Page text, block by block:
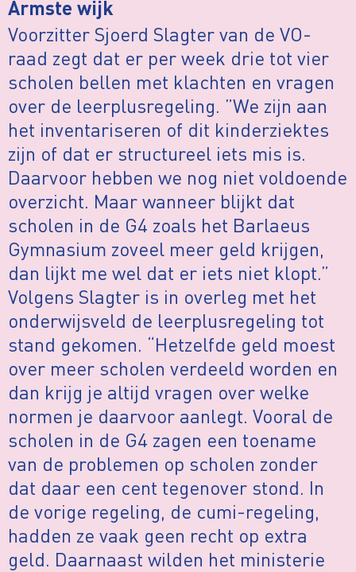
Armste wijk
Voorzitter Sjoerd Slagter van de VO-
raad zegt dat er per week drie tot vier
scholen bellen met klachten en vragen
over de leerplusregeling. ”We zijn aan
het inventariseren of dit kinderziektes
zijn of dat er structureel iets mis is.
Daarvoor hebben we nog niet voldoende
overzicht. Maar wanneer blijkt dat
scholen in de G4 zoals het Barlaeus
Gymnasium zoveel meer geld krijgen,
dan lijkt me wel dat er iets niet klopt.”
Volgens Slagter is in overleg met het
onderwijsveld de leerplusregeling tot
stand gekomen. “Hetzelfde geld moest
over meer scholen verdeeld worden en
dan krijg je altijd vragen over welke
normen je daarvoor aanlegt. Vooral de
scholen in de G4 zagen een toename
van de problemen op scholen zonder
dat daar een cent tegenover stond. In
de vorige regeling, de cumi-regeling,
hadden ze vaak geen recht op extra
geld. Daarnaast wilden het ministerie